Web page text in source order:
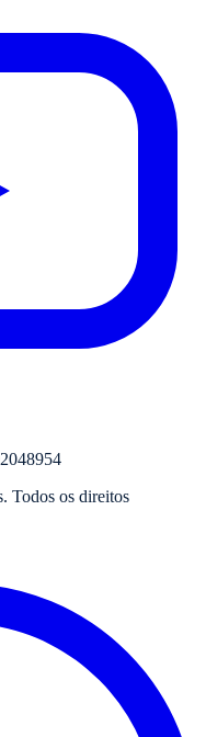
. Todos os direitos